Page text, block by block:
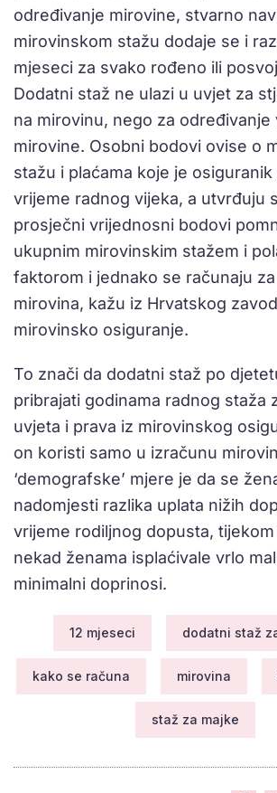
određivanje mirovine, stvarno
mirovinskom stažu dodaje se i
mjeseci za svako rođeno ili
Dodatni staž ne ulazi u uvjet za
na mirovinu, nego za određivanje
mirovine. Osobni bodovi ovise o
stažu i plaćama koje je
vrijeme radnog vijeka, a utvrđuju
prosječni vrijednosni bodovi
ukupnim mirovinskim stažem i
faktorom i jednako se računaju
mirovina, kažu iz Hrvatskog
mirovinsko osiguranje.
To znači da dodatni staž po
pribrajati godinama radnog staža
uvjeta i prava iz mirovinskog
on koristi samo u izračunu
‘demografske’ mjere je da se
nadomjesti razlika uplata nižih
vrijeme rodiljnog dopusta,
nekad ženama isplaćivale vrlo
minimalni doprinosi.
12 mjeseci dodatni staž
kako se računa mirovina
staž za majke